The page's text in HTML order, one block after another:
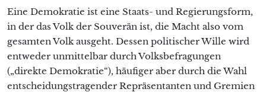
Eine Demokratie ist eine Staats- und Regierungsform,
in der das Volk der Souverän ist, die Macht also vom
gesamten Volk ausgeht. Dessen politischer Wille wird
entweder unmittelbar durch Volksbefragungen
(„direkte Demokratie“), häufiger aber durch die Wahl
entscheidungstragender Repräsentanten und Gremien